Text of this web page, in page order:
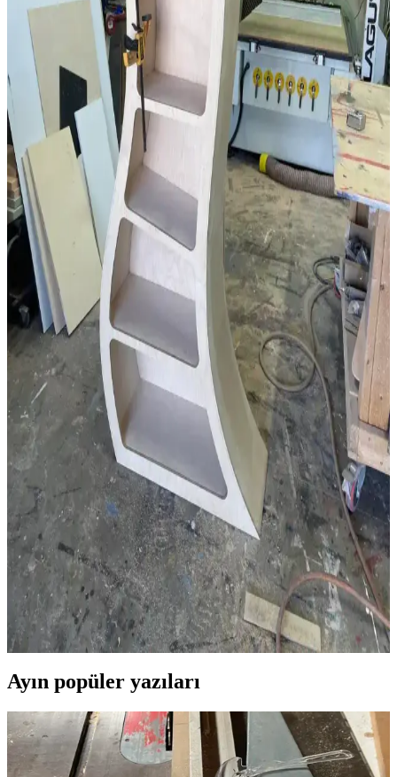
Geleneksel Ahşap İşçiliğiyle Masif Ahşap Masa
Yapımında Klasik Birleştirme Teknikleri
Geleneksel el aletleri ve klasik birleştirme yöntemleri kullanılarak
meşe ve ceviz malzemelerle yapılan masif ahşap masa, dayanıklılık
ve estetiği bir arada sunar. Buhar bükme ve el işçiliği detayları öne
çıkar.
Dar Banyolar İçin Alan Kullanımı ve Yenileme
Yöntemleri: Pratik Çözümler ve Maliyetler
Dar banyolarda alan kullanımı, yapısal değişiklikler ve estetik
iyileştirmelerle kullanım konforu artırılabilir. Maliyet ve tesisat
durumu önemli etkenlerdir.
Kaplama ve Masif Ahşap Arasındaki Temel Farklar
ve Mobilya Seçiminde Önemi
Kaplama ve masif ahşap arasındaki farklar, dayanıklılık ve estetik
açısından mobilya seçiminde kritik rol oynar. Damar yönü, ağırlık ve
zımparalama gibi özelliklerle kaplama kolayca ayırt edilir.
Antika Masaların Restorasyonunda Patina Koruma
ve Yenileme Yöntemleri
Antika masaların restorasyonunda patina korunması ve yenileme
süreçleri ele alınarak, ahşap türleri, yüzey işlemleri ve cilalama
yöntemleri detaylandırılıyor. Doğru tekniklerle özgünlük ve
işlevsellik dengeleniyor.
Cheshire Cattywampus: Ahşap Raf Tasarımında
Kıvrımlı ve Asimetrik Yaratıcılık
Cheshire Cattywampus projesi, kıvrımlı ve asimetrik ahşap raf
tasarımıyla geleneksel mobilya anlayışını aşarak estetik ve
işlevselliği bir araya getiriyor. Malzeme seçimi ve yapım teknikleri
özgünlük katıyor.
Ayın popüler yazıları